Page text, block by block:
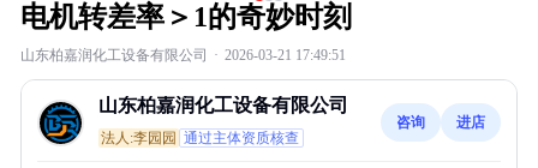
电机转差率＞1的奇妙时刻
山东柏嘉润化工设备有限公司 · 2026-03-21 17:49:51
山东柏嘉润化工设备有限公司
法人:李园园 通过主体资质核查
咨询 进店